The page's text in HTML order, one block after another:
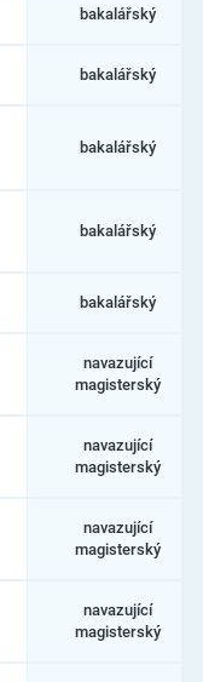
bakalářský
bakalářský
bakalářský
bakalářský
bakalářský
navazující
magisterský
navazující
magisterský
navazující
magisterský
navazující
magisterský